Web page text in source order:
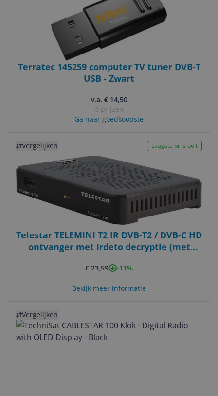
Terratec 145259 computer TV tuner DVB-T
USB - Zwart
v.a. € 14,50
3 prijzen
Ga naar goedkoopste
Vergelijken Laagste prijs ooit
Telestar TELEMINI T2 IR DVB-T2 / DVB-C HD
ontvanger met Irdeto decryptie (met
epmfangkabel, HDMI, AV-Out, LAN, USB)
€ 23,59 -11%
Bekijk meer informatie
Vergelijken